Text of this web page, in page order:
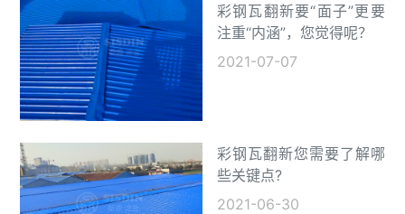
彩钢瓦翻新要“面子”更要
注重“内涵”，您觉得呢？
2021-07-07
彩钢瓦翻新您需要了解哪
些关键点?
2021-06-30